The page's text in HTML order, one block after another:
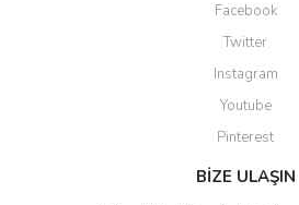
Facebook
Twitter
Instagram
Youtube
Pinterest
BİZE ULAŞIN